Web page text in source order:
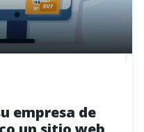
empresa de